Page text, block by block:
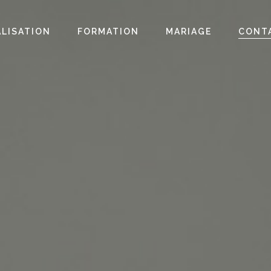
FORMATION MARIAGE